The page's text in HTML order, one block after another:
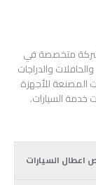
متخصصة في
والدراجات
المصنعة للأجهزة
خدمة السيارات.
اعطال السيارات